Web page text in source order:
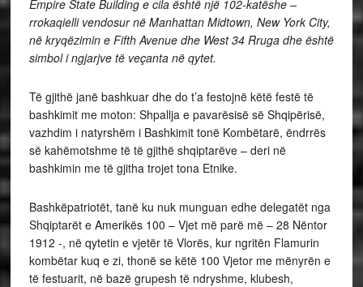
Empire State Building e cila është një 102-katëshe –
rrokaqielli vendosur në Manhattan Midtown, New York City,
në kryqëzimin e Fifth Avenue dhe West 34 Rruga dhe është
simbol i ngjarjve të veçanta në qytet.
Të gjithë janë bashkuar dhe do t’a festojnë këtë festë të
bashkimit me moton: Shpallja e pavarësisë së Shqipërisë,
vazhdim i natyrshëm i Bashkimit tonë Kombëtarë, ëndrrës
së kahëmotshme të të gjithë shqiptarëve – deri në
bashkimin me të gjitha trojet tona Etnike.
Bashkëpatriotët, tanë ku nuk munguan edhe delegatët nga
Shqiptarët e Amerikës 100 – Vjet më parë më – 28 Nëntor
1912 -, në qytetin e vjetër të Vlorës, kur ngritën Flamurin
kombëtar kuq e zi, thonë se këtë 100 Vjetor me mënyrën e
të festuarit, në bazë grupesh të ndryshme, klubesh,